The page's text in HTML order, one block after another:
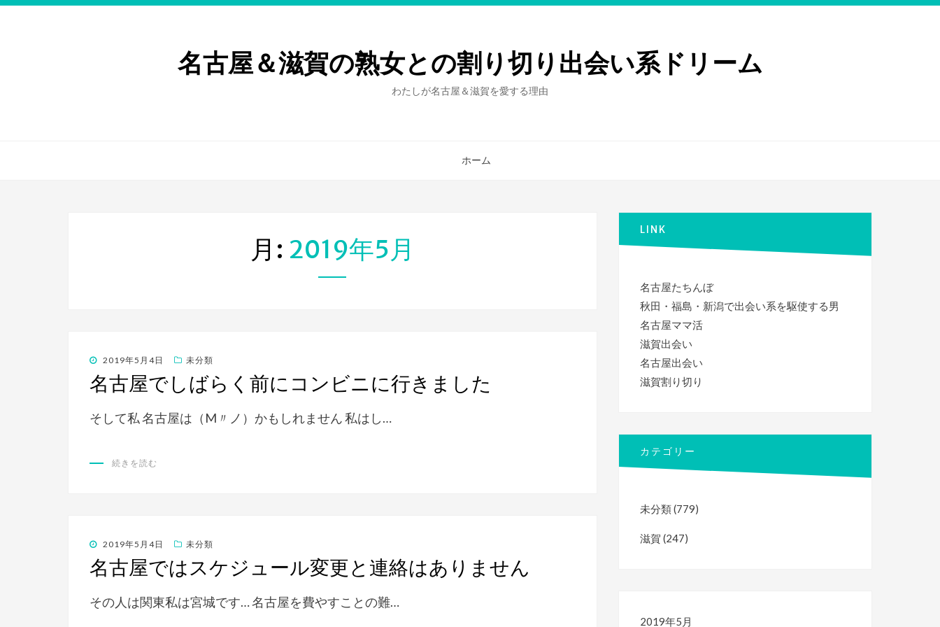
名古屋＆滋賀の熟女との割り切り出会い系ドリーム
わたしが名古屋＆滋賀を愛する理由
ホーム
月: 2019年5月
投
稿
日:
2019年5月4日 未分類
名古屋でしばらく前にコンビニに行きました
そして私 名古屋は（M〃ノ）かもしれません 私はし…
続きを読む
投
稿
日:
2019年5月4日 未分類
名古屋ではスケジュール変更と連絡はありません
その人は関東私は宮城です… 名古屋を費やすことの難…
LINK
名古屋たちんぼ
秋田・福島・新潟で出会い系を駆使する男
名古屋ママ活
滋賀出会い
名古屋出会い
滋賀割り切り
カテゴリー
未分類(779)
滋賀 (247)
2019年5月